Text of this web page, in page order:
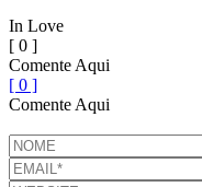
In Love
[ 0 ]
Comente Aqui
[ 0 ]
Comente Aqui